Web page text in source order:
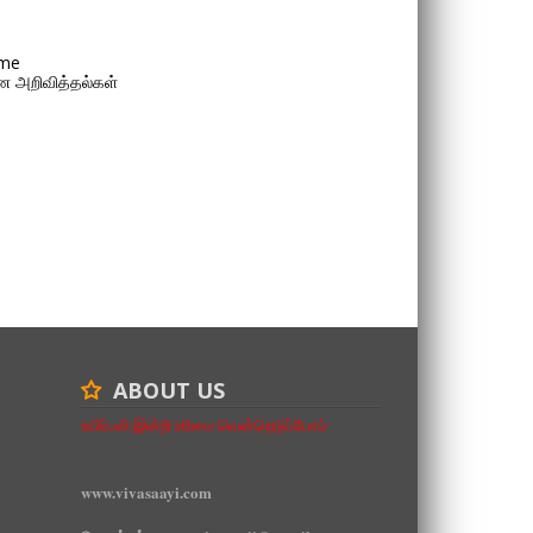
அறிவித்தல்கள்
ABOUT US
உயிர்பலி இன்றி உரிமை வென்றெடுப்போம்
www.vivasaayi.com